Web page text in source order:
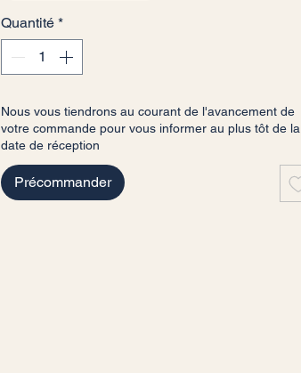
Quantité *
Nous vous tiendrons au courant de l'avancement de
votre commande pour vous informer au plus tôt de la
date de réception
Précommander